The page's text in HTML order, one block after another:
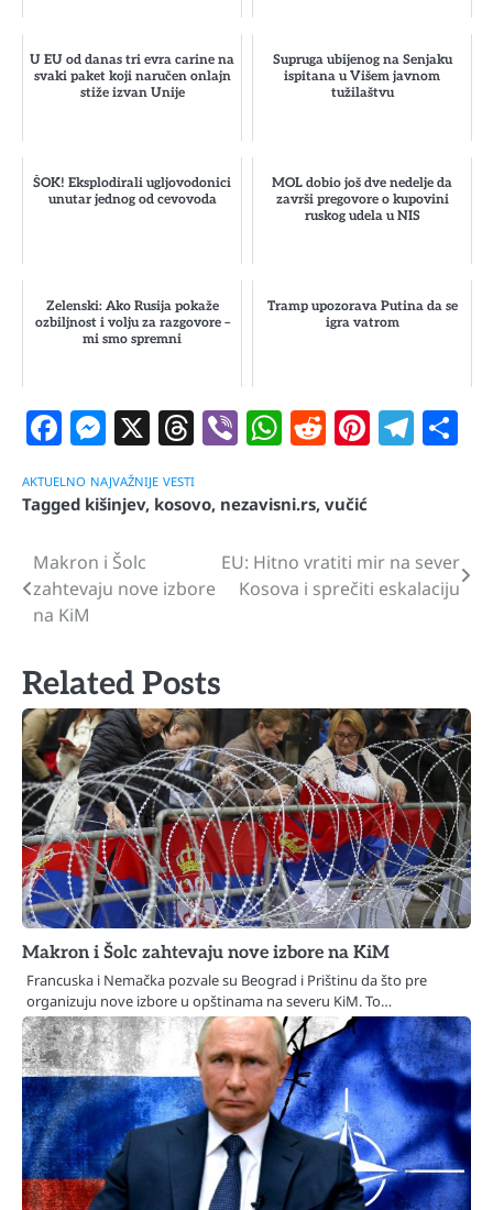
U EU od danas tri evra carine na
svaki paket koji naručen onlajn
stiže izvan Unije
Supruga ubijenog na Senjaku
ispitana u Višem javnom
tužilaštvu
ŠOK! Eksplodirali ugljovodonici
unutar jednog od cevovoda
MOL dobio još dve nedelje da
završi pregovore o kupovini
ruskog udela u NIS
Zelenski: Ako Rusija pokaže
ozbiljnost i volju za razgovore –
mi smo spremni
Tramp upozorava Putina da se
igra vatrom
Facebook
Messenger
X Threads
ViberWhatsApp
Reddit
AKTUELNO NAJVAŽNIJE VESTI
Tagged kišinjev, kosovo, nezavisni.rs, vučić
Navigacija
članaka
Makron i Šolc
zahtevaju nove izbore
na KiM
EU: Hitno vratiti mir na sever
Kosova i sprečiti eskalaciju
Related Posts
Makron i Šolc zahtevaju nove izbore na KiM
Francuska i Nemačka pozvale su Beograd i Prištinu da što pre
organizuju nove izbore u opštinama na severu KiM. To…